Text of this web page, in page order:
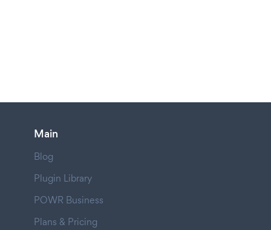
Main
Blog
Plugin Library
POWR Business
Plans & Pricing